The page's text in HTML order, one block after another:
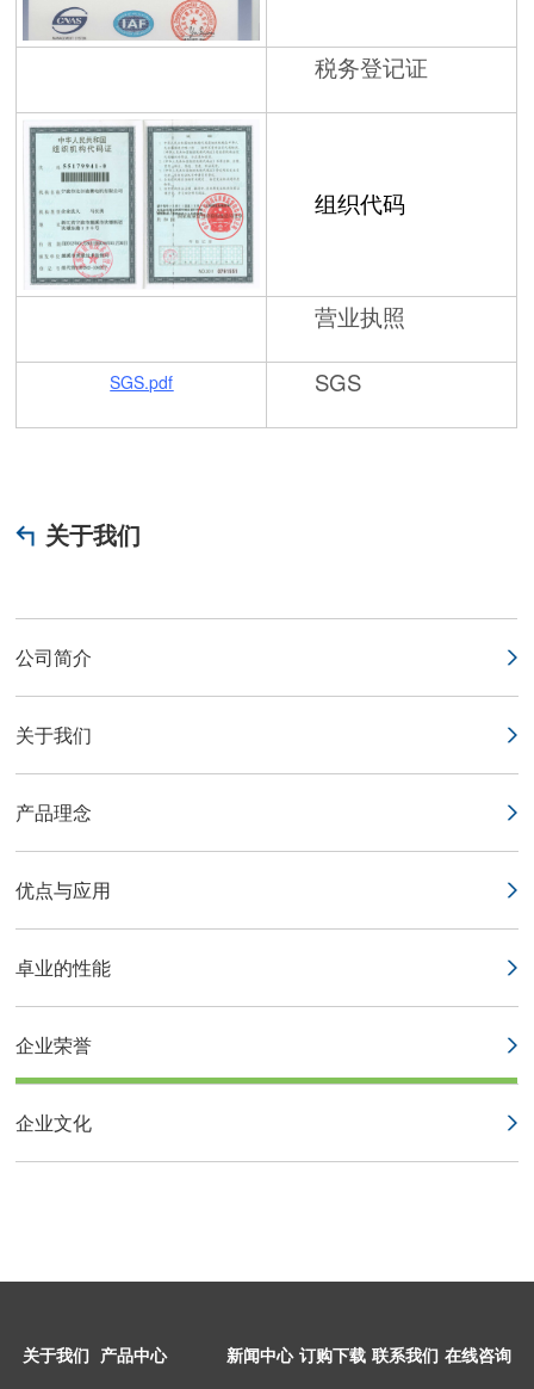
税务登记证
组织代码
营业执照
SGS.pdf SGS
关于我们
公司简介
关于我们
产品理念
优点与应用
卓业的性能
企业荣誉
企业文化
关于我们 产品中心 新闻中心 订购下载 联系我们 在线咨询